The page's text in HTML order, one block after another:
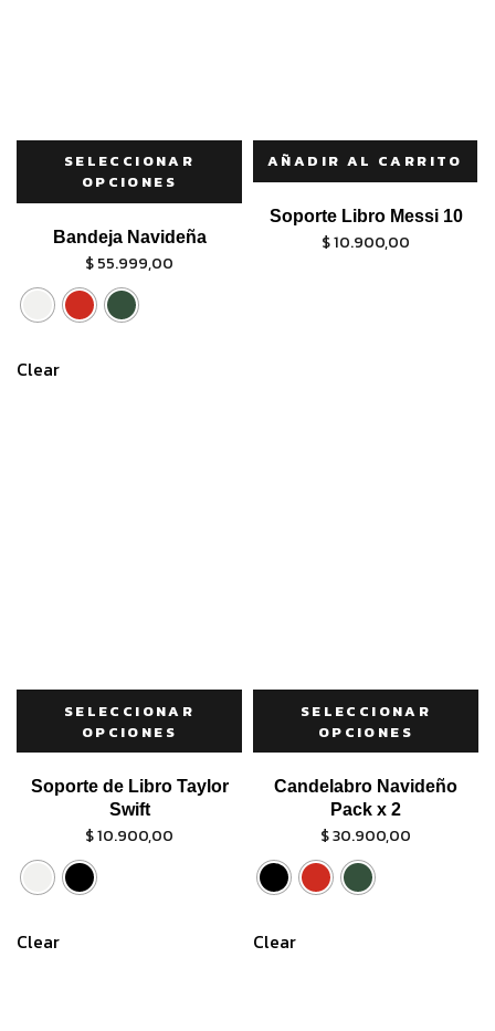
SELECCIONAR
OPCIONES
Bandeja Navideña
$55.999,00
Clear
AÑADIR AL CARRITO
Soporte Libro Messi 10
$10.900,00
SELECCIONAR
OPCIONES
Soporte de Libro Taylor
Swift
$10.900,00
Clear
SELECCIONAR
OPCIONES
Candelabro Navideño
Pack x 2
$30.900,00
Clear